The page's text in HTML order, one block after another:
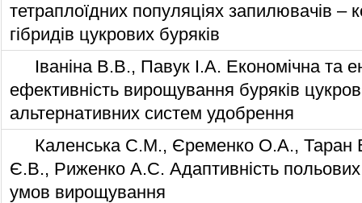
тетраплоїдних популяціях запилювачів –
гібридів цукрових буряків
Іваніна В.В., Павук І.А. Економічна та
ефективність вирощування буряків
альтернативних систем удобрення
Каленська С.М., Єременко О.А., Таран
Є.В., Риженко А.С. Адаптивність польових
умов вирощування